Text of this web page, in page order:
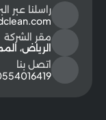
راسلنا عبر
مقر الشركة
الرياض،
اتصل بنا